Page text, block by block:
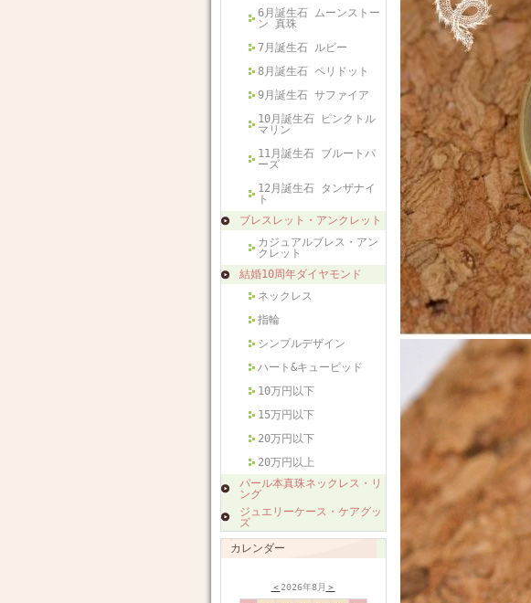
6月誕生石 ムーンストー
ン 真珠
7月誕生石 ルビー
8月誕生石 ペリドット
9月誕生石 サファイア
10月誕生石 ピンクトル
マリン
11月誕生石 ブルートパ
ーズ
12月誕生石 タンザナイ
ト
ブレスレット・アンクレット
カジュアルブレス・アン
クレット
結婚10周年ダイヤモンド
ネックレス
指輪
シンプルデザイン
ハート&キューピッド
10万円以下
15万円以下
20万円以下
20万円以上
パール本真珠ネックレス・リ
ング
ジュエリーケース・ケアグッ
ズ
カレンダー
＜ 2026年8月 ＞